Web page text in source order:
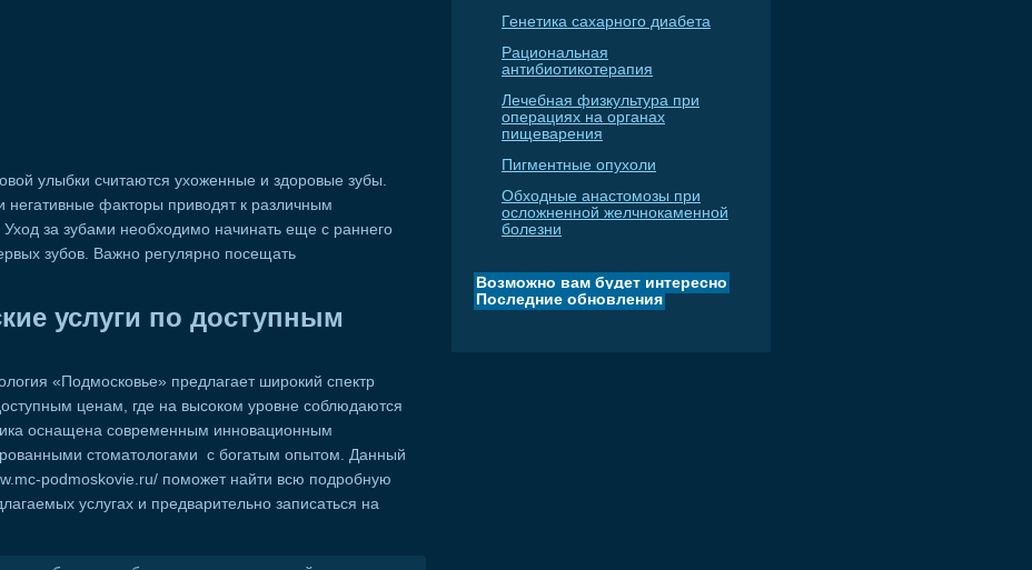
улыбки считаются ухоженные и здоровые зубы.
негативные факторы приводят к различным
за зубами необходимо начинать еще с раннего
зубов. Важно регулярно посещать
услуги по доступным
«Подмосковье» предлагает широкий спектр
ценам, где на высоком уровне соблюдаются
оснащена современным инновационным
стоматологами с богатым опытом. Данный
podmoskovie.ru/ поможет найти всю подробную
услугах и предварительно записаться на
Генетика сахарного диабета
Рациональная
антибиотикотерапия
Лечебная физкультура при
операциях на органах
пищеварения
Пигментные опухоли
Обходные анастомозы при
осложненной желчнокаменной
болезни
Возможно вам будет интересно
Последние обновления